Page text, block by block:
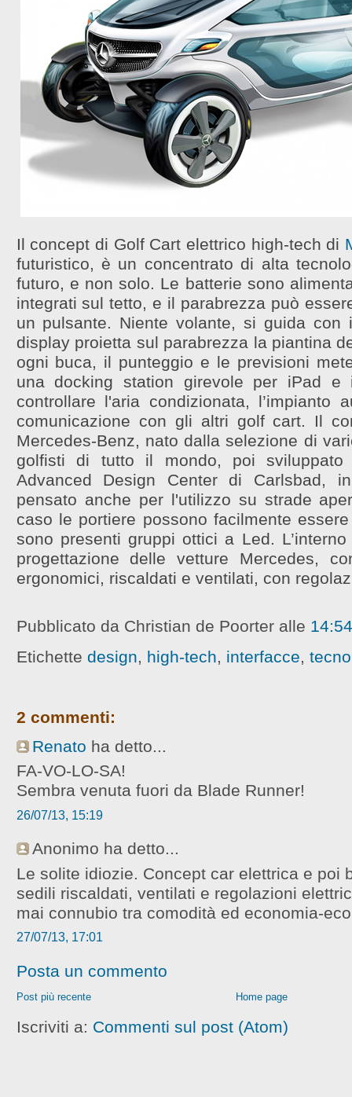
Il concept di Golf Cart elettrico high-tech di
futuristico, è un concentrato di alta
futuro, e non solo. Le batterie sono
integrati sul tetto, e il parabrezza può
un pulsante. Niente volante, si guida con
display proietta sul parabrezza la piantina
ogni buca, il punteggio e le previsioni
una docking station girevole per iPad e
controllare l'aria condizionata, l’impianto
comunicazione con gli altri golf cart. Il
Mercedes-Benz, nato dalla selezione di
golfisti di tutto il mondo, poi sviluppato
Advanced Design Center di Carlsbad,
pensato anche per l'utilizzo su strade
caso le portiere possono facilmente
sono presenti gruppi ottici a Led.
progettazione delle vetture Mercedes,
ergonomici, riscaldati e ventilati, con
Pubblicato da Christian de Poorter alle 14:54
Etichette design high-tech interfacce
2 commenti:
Renato ha detto...
FA-VO-LO-SA!
Sembra venuta fuori da Blade Runner!
26/07/13, 15:19
Anonimo ha detto...
Le solite idiozie. Concept car elettrica e poi
sedili riscaldati, ventilati e regolazioni
mai connubio tra comodità ed economia-
27/07/13, 17:01
Posta un commento
Post più recente Home page
Iscriviti a: Commenti sul post (Atom)